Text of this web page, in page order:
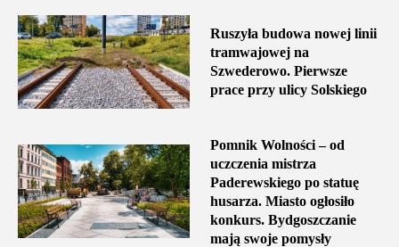
Ruszyła budowa nowej linii
tramwajowej na
Szwederowo. Pierwsze
prace przy ulicy Solskiego
Pomnik Wolności – od
uczczenia mistrza
Paderewskiego po statuę
husarza. Miasto ogłosiło
konkurs. Bydgoszczanie
mają swoje pomysły